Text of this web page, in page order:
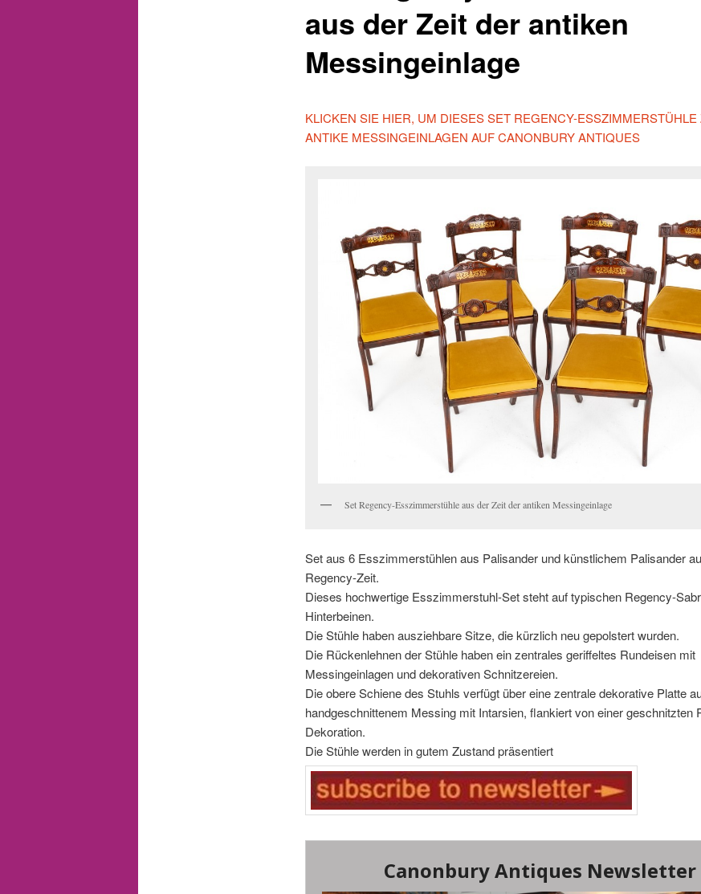
aus der Zeit der antiken
Messingeinlage
KLICKEN SIE HIER, UM DIESES SET REGENCY-ESSZIMMERSTÜHLE
ANTIKE MESSINGEINLAGEN AUF CANONBURY ANTIQUES
Set Regency-Esszimmerstühle aus der Zeit der antiken Messingeinlage
Set aus 6 Esszimmerstühlen aus Palisander und künstlichem Palisander
Regency-Zeit.
Dieses hochwertige Esszimmerstuhl-Set steht auf typischen Regency-
Hinterbeinen.
Die Stühle haben ausziehbare Sitze, die kürzlich neu gepolstert wurden.
Die Rückenlehnen der Stühle haben ein zentrales geriffeltes Rundeisen mit
Messingeinlagen und dekorativen Schnitzereien.
Die obere Schiene des Stuhls verfügt über eine zentrale dekorative Platte
handgeschnittenem Messing mit Intarsien, flankiert von einer geschnitzten
Dekoration.
Die Stühle werden in gutem Zustand präsentiert